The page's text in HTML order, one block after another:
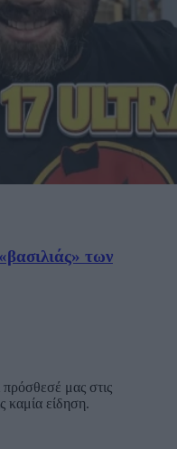
των
μας στις
καμία είδηση.